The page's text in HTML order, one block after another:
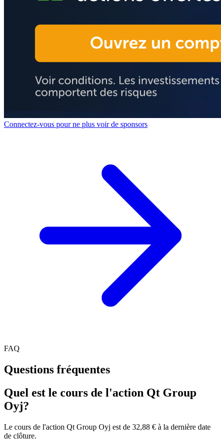
Connectez-vous pour ne plus voir de sponsors
FAQ
Questions fréquentes
Quel est le cours de l'action Qt Group
Oyj?
Le cours de l'action Qt Group Oyj est de 32,88 € à la dernière date
de clôture.